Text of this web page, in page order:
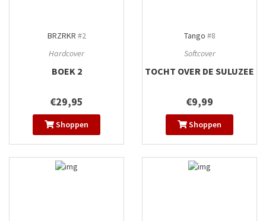
BRZRKR #2
Hardcover
BOEK 2
€29,95
Shoppen
Tango #8
Softcover
TOCHT OVER DE SULUZEE
€9,99
Shoppen